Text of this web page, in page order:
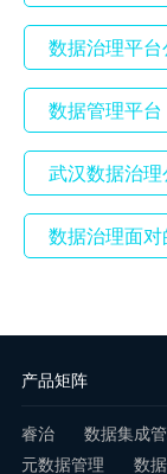
数据治理平台
数据管理平台
武汉数据治理
数据治理面
产品矩阵
睿治 数据集成
元数据管理
数